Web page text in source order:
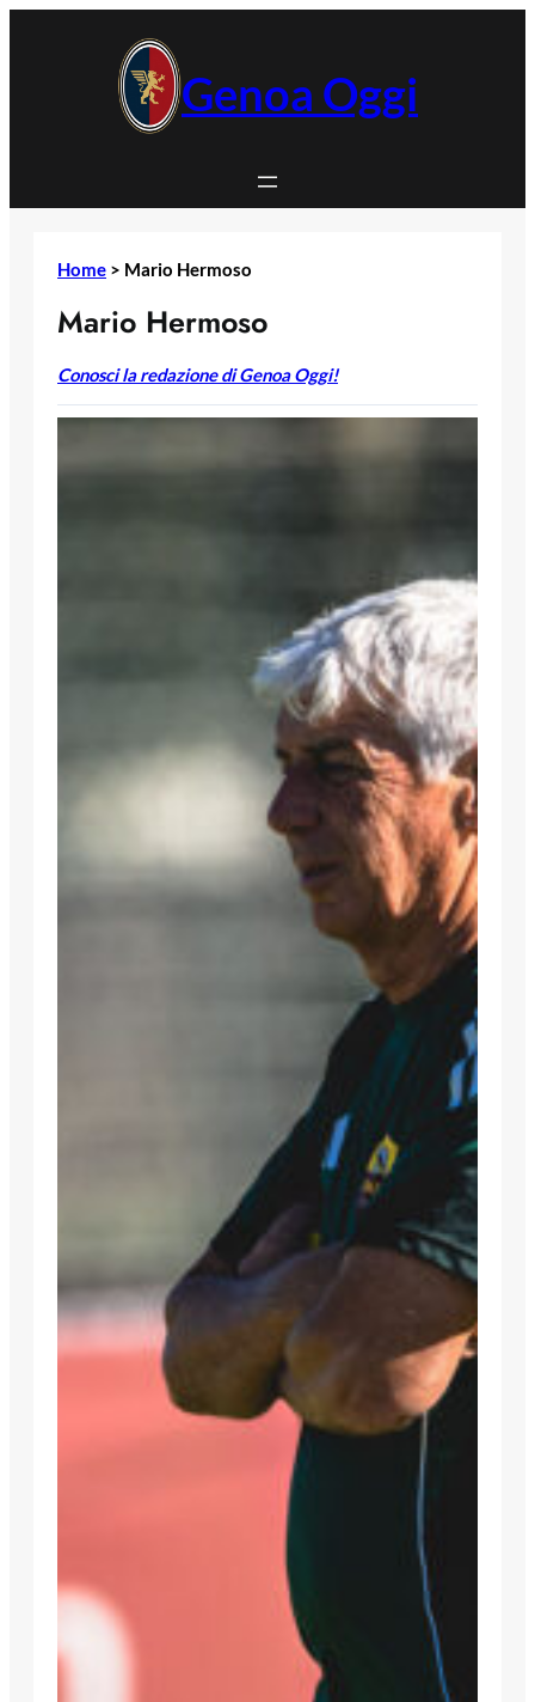
Genoa Oggi
Home > Mario Hermoso
Mario Hermoso
Conosci la redazione di Genoa Oggi!